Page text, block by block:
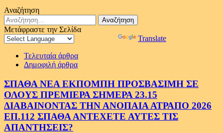
Αναζήτηση
Αναζήτηση
για:
Μετάφραστε την Σελίδα
Translate
Τελευταία άρθρα
Δημοφιλή άρθρα
ΣΠΑΘΑ ΝΕΑ ΕΚΠΟΜΠΗ ΠΡΟΣΒΑΣΙΜΗ ΣΕ
ΟΛΟΥΣ ΠΡΕΜΙΕΡΑ ΣΗΜΕΡΑ 23.15
ΔΙΑΒΑΙΝΟΝΤΑΣ ΤΗΝ ΑΝΟΠΑΙΑ ΑΤΡΑΠΟ 2026
ΕΠ.112 ΣΠΑΘΑ ΑΝΤΕΧΕΤΕ ΑΥΤΕΣ ΤΙΣ
ΑΠΑΝΤΗΣΕΙΣ?